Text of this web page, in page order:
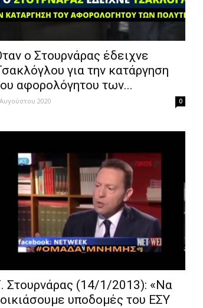
ο Στουρνάρας έδειχνε
για την κατάργηση
αφορολόγητου των...
2020 0
Στουρνάρας (14/1/2013): «Να
υποδομές του ΕΣΥ